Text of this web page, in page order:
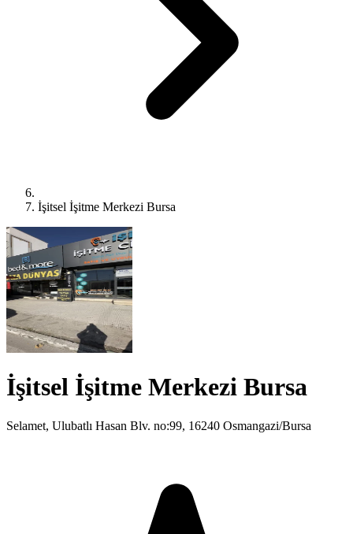
İşitsel İşitme Merkezi Bursa
İşitsel İşitme Merkezi Bursa
Selamet, Ulubatlı Hasan Blv. no:99, 16240 Osmangazi/Bursa